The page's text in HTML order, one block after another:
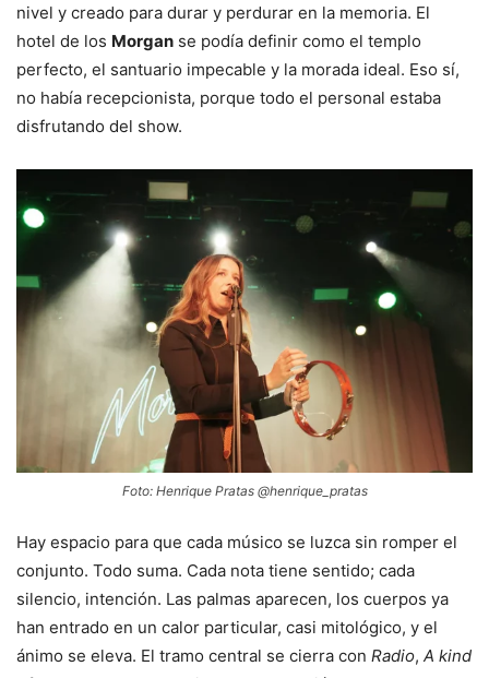
nivel y creado para durar y perdurar en la memoria. El
hotel de los Morgan se podía definir como el templo
perfecto, el santuario impecable y la morada ideal. Eso sí,
no había recepcionista, porque todo el personal estaba
disfrutando del show.
Foto: Henrique Pratas @henrique_pratas
Hay espacio para que cada músico se luzca sin romper el
conjunto. Todo suma. Cada nota tiene sentido; cada
silencio, intención. Las palmas aparecen, los cuerpos ya
han entrado en un calor particular, casi mitológico, y el
ánimo se eleva. El tramo central se cierra con Radio, A kind